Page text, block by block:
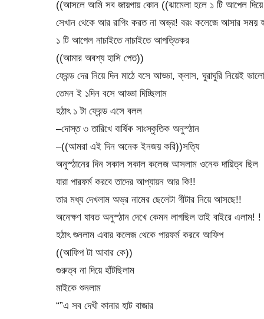
((আসলে আমি সব জায়গায় কোন ((ঝামেলা হলে ১ টি আপেল দিয়ে
সেখান থেকে আর রাগিং করত না অভ্র! বরং কলেজে আসার সময়
১ টি আপেল নাচাইতে নাচাইতে আপত্তিকর
((আমার অবশ্য হাসি পেত))
ফ্রেন্ড দের নিয়ে দিন মাঠে বসে আড্ডা, ক্লাস, ঘুরাঘুরি নিয়েই
তেমন ই ১দিন বসে আড্ডা দিচ্ছিলাম
হঠাৎ ১ টা ফ্রেন্ড এসে বলল
–দোস্ত ৩ তারিখে বার্ষিক সাংস্কৃতিক অনুস্ঠান
–((আমরা এই দিন অনেক ইনজয় করি))সত্যি
অনুস্ঠানের দিন সকাল সকাল কলেজ আসলাম ওনেক দায়িত্ব ছিল
যারা পারফর্ম করবে তাদের আপ্যায়ন আর কি!!
তার মধ্য দেখলাম অভ্র নামের ছেলেটা গীটার নিয়ে আসছে!!
অনেক্ষণ যাবত অনুস্ঠান দেখে কেমন লাগছিল তাই বাইরে এলাম! !
হঠাৎ শুনলাম এবার কলেজ থেকে পারফর্ম করবে আফিপ
((আফিপ টা আবার কে))
গুরুত্ব না দিয়ে হাঁটছিলাম
মাইকে শুনলাম
“”এ সব দেখী কানার হাট বাজার